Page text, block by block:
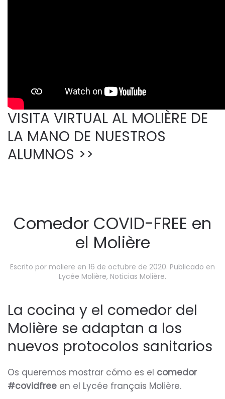
VISITA VIRTUAL AL MOLIÈRE DE
LA MANO DE NUESTROS
ALUMNOS >>
Comedor COVID-FREE en
el Molière
Escrito por moliere en 16 de octubre de 2020. Publicado en
Lycée Molière, Noticias Molière.
La cocina y el comedor del
Molière se adaptan a los
nuevos protocolos sanitarios
Os queremos mostrar cómo es el comedor
#covidfree en el Lycée français Molière.